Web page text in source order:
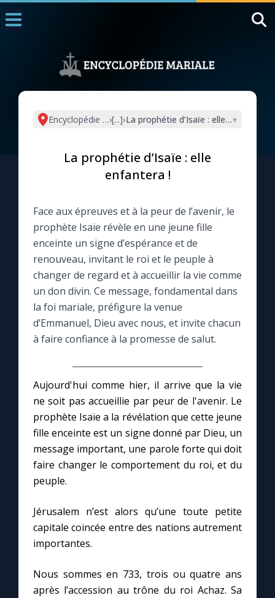
L'actualité de la semaine
La newsletter
La vidéo de la semaine
Le compte Tiktok
Le magazine
Questions-réponses
Prier au quotidien
Avec Thérèse de Lisieux
L'Évangile chaque jour
Les premiers samedis du mois
Marie qui défait les nœuds
Encyclopédie mariale
›[...]›La prophétie d’Isaïe : elle enfantera !
▾
La prophétie d’Isaïe : elle
enfantera !
Face aux épreuves et à la peur de l’avenir, le
prophète Isaïe révèle en une jeune fille
enceinte un signe d’espérance et de
renouveau, invitant le roi et le peuple à
changer de regard et à accueillir la vie comme
un don divin. Ce message, fondamental dans
la foi mariale, préfigure la venue
d’Emmanuel, Dieu avec nous, et invite chacun
à faire confiance à la promesse de salut.
Aujourd'hui comme hier, il arrive que la vie
ne soit pas accueillie par peur de l'avenir. Le
prophète Isaïe a la révélation que cette jeune
fille enceinte est un signe donné par Dieu, un
message important, une parole forte qui doit
faire changer le comportement du roi, et du
peuple.
Jérusalem n’est alors qu’une toute petite
capitale coincée entre des nations autrement
importantes.
Nous sommes en 733, trois ou quatre ans
après l’accession au trône du roi Achaz. Sa